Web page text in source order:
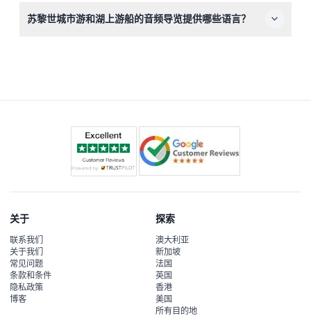
船（时间可能调整，请预订时确认）。
苏黎世城市游和湖上游船的音频导览提供哪些语言？
关于
联系我们
关于我们
常见问题
条款和条件
隐私政策
博客
探索
澳大利亚
新加坡
法国
英国
香港
美国
所有目的地